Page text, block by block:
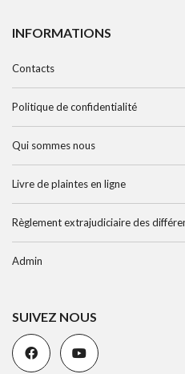
INFORMATIONS
Contacts
Politique de confidentialité
Qui sommes nous
Livre de plaintes en ligne
Règlement extrajudiciaire des
Admin
SUIVEZ NOUS